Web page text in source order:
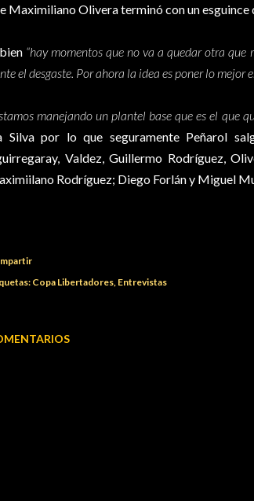
Maximiliano Olivera terminó con un
“hay momentos que no va a quedar otra
el desgaste. Por ahora la idea es poner lo mejor
manejando un plantel base que es el que
Silva por lo que seguramente Peñarol
Valdez, Guillermo Rodríguez,
Rodríguez; Diego Forlán y Miguel
Copa Libertadores Entrevistas